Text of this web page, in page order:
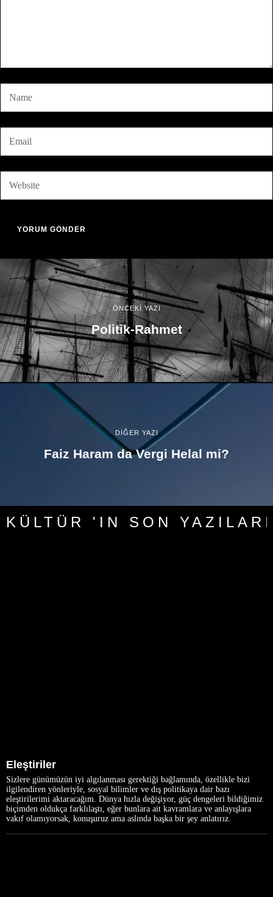
ÖNCEKİ YAZI
Politik-Rahmet
DİĞER YAZI
Faiz Haram da Vergi Helal mi?
KÜLTÜR 'IN SON YAZILARI
Eleştiriler
Sizlere günümüzün iyi algılanması gerektiği bağlamında, özellikle bizi
ilgilendiren yönleriyle, sosyal bilimler ve dış politikaya dair bazı
eleştirilerimi aktaracağım. Dünya hızla değişiyor, güç dengeleri bildiğimiz
biçimden oldukça farklılaştı, eğer bunlara ait kavramlara ve anlayışlara
vakıf olamıyorsak, konuşuruz ama aslında başka bir şey anlatırız.